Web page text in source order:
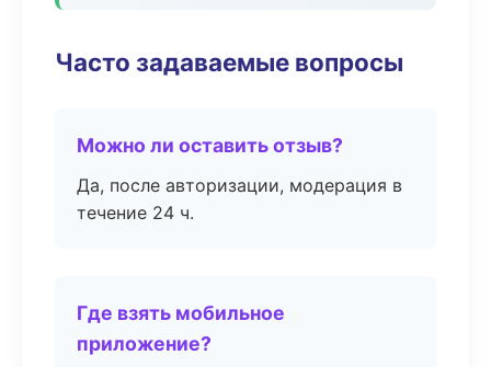
Часто задаваемые вопросы
Можно ли оставить отзыв?
Да, после авторизации, модерация в
течение 24 ч.
Где взять мобильное
приложение?